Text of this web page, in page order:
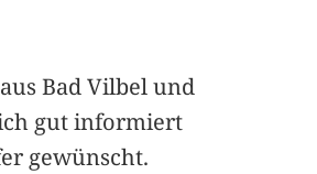
Bad Vilbel und
gut informiert
gewünscht.